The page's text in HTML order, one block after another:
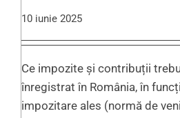
10 iunie 2025
Ce impozite și contribuții
înregistrat în România, în
impozitare ales (normă de